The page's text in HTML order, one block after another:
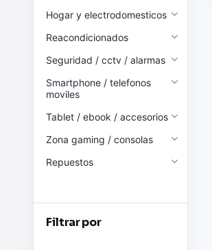
Hogar y electrodomesticos
Reacondicionados
Seguridad / cctv / alarmas
Smartphone / telefonos
moviles
Tablet / ebook / accesorios
Zona gaming / consolas
Repuestos
Filtrar por